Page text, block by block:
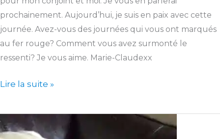
prochainement. Aujourd’hui, je suis en paix avec cette
journée. Avez-vous des journées qui vous ont marqués
au fer rouge? Comment vous avez surmonté le
ressenti? Je vous aime. Marie-Claudexx
Lire la suite »
Être
parent…